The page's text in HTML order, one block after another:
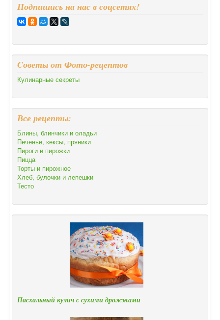
Подпишись на нас в соцсетях!
Cоветы от Фото-рецептов
Кулинарные секреты
Все рецепты:
Блины, блинчики и оладьи
Печенье, кексы, пряники
Пироги и пирожки
Пицца
Торты и пирожное
Хлеб, булочки и лепешки
Тесто
Пасхальный кулич с сухими дрожжами